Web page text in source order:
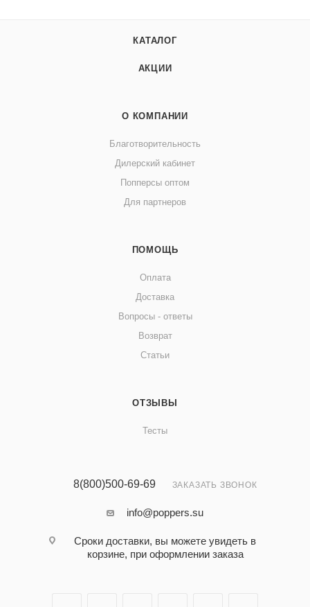
КАТАЛОГ
АКЦИИ
О КОМПАНИИ
Благотворительность
Дилерский кабинет
Попперсы оптом
Для партнеров
ПОМОЩЬ
Оплата
Доставка
Вопросы - ответы
Возврат
Статьи
ОТЗЫВЫ
Тесты
8(800)500-69-69 ЗАКАЗАТЬ ЗВОНОК
info@poppers.su
Сроки доставки, вы можете увидеть в
корзине, при оформлении заказа